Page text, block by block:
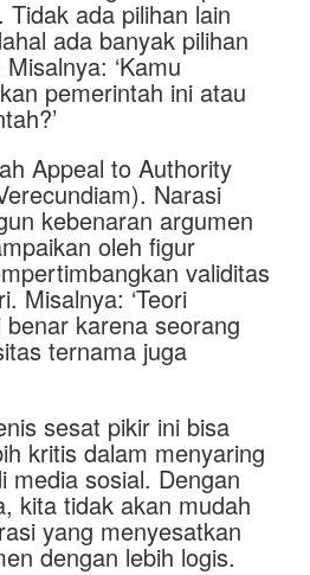
ada pilihan lain
ada banyak pilihan
‘Kamu
pemerintah ini atau
Appeal to Authority
Narasi
kebenaran argumen
oleh figur
validitas
Misalnya: ‘Teori
karena seorang
ternama juga
sesat pikir ini bisa
kritis dalam menyaring
media sosial. Dengan
kita tidak akan mudah
yang menyesatkan
dengan lebih logis.